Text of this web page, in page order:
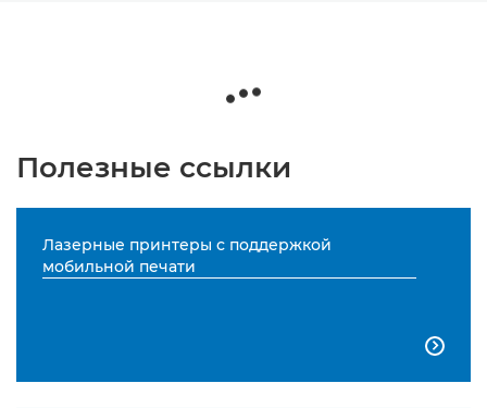
Полезные ссылки
Лазерные принтеры с поддержкой
мобильной печати
